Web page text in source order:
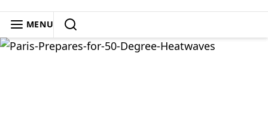
ЕВРОПУЛЬС: ВСЁ О ЕВРОПЕ
MENU
SEARCH